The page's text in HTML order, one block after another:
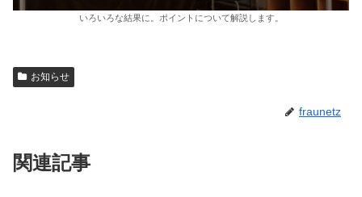
いろいろな結果に。ポイントについて解説します。
お知らせ
fraunetz
関連記事